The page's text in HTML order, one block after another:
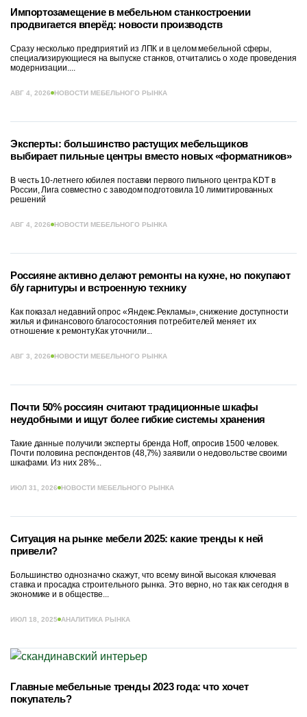
Импортозамещение в мебельном станкостроении
продвигается вперёд: новости производств
Сразу несколько предприятий из ЛПК и в целом мебельной сферы,
специализирующиеся на выпуске станков, отчитались о ходе проведения
модернизации....
АВГ 4, 2026 НОВОСТИ МЕБЕЛЬНОГО РЫНКА
Эксперты: большинство растущих мебельщиков
выбирает пильные центры вместо новых «форматников»
В честь 10-летнего юбилея поставки первого пильного центра KDT в
России, Лига совместно с заводом подготовила 10 лимитированных
решений
АВГ 4, 2026 НОВОСТИ МЕБЕЛЬНОГО РЫНКА
Россияне активно делают ремонты на кухне, но покупают
б/у гарнитуры и встроенную технику
Как показал недавний опрос «Яндекс.Рекламы», снижение доступности
жилья и финансового благосостояния потребителей меняет их
отношение к ремонту.Как уточнили...
АВГ 3, 2026 НОВОСТИ МЕБЕЛЬНОГО РЫНКА
Почти 50% россиян считают традиционные шкафы
неудобными и ищут более гибкие системы хранения
Такие данные получили эксперты бренда Hoff, опросив 1500 человек.
Почти половина респондентов (48,7%) заявили о недовольстве своими
шкафами. Из них 28%...
ИЮЛ 31, 2026 НОВОСТИ МЕБЕЛЬНОГО РЫНКА
Ситуация на рынке мебели 2025: какие тренды к ней
привели?
Большинство однозначно скажут, что всему виной высокая ключевая
ставка и просадка строительного рынка. Это верно, но так как сегодня в
экономике и в обществе...
ИЮЛ 18, 2025 АНАЛИТИКА РЫНКА
Главные мебельные тренды 2023 года: что хочет
покупатель?